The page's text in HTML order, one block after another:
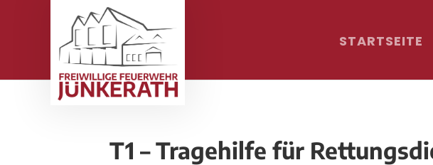
STARTSEITE
T1 – Tragehilfe für